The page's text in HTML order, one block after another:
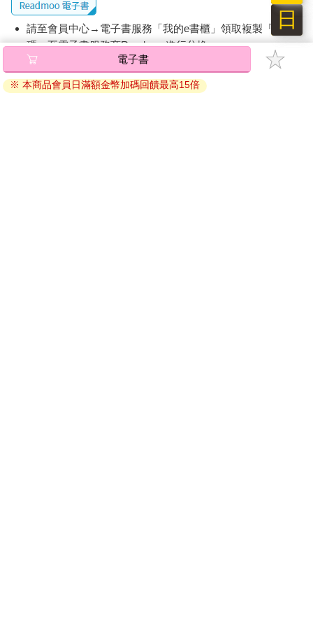
請至會員中心→電子書服務「我的e書櫃」領取複製『兌換
碼』至電子書服務商Readmoo進行兌換。
退換貨須知：
因版權保護，您在金石堂所購買的電子書僅能以金石堂專屬
電子書
※ 本商品會員日滿額金幣加碼回饋最高15倍
日